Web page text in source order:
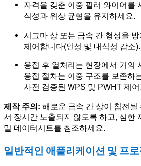
자격을 갖춘 이중 필러 와이어를
식성과 위상 균형을 유지하세요.
시그마 상 또는 금속 간 형성을
제어합니다(인성 및 내식성 감소).
용접 후 열처리는 현장에서 거의
용접 절차는 이중 구조를 보존하
사전 검증된 WPS 및 PWHT 제
제작 주의: 해로운 금속 간 상이 침전될
서 장시간 노출되지 않도록 하고, 심한
밀 데이터시트를 참조하세요.
일반적인 애플리케이션 및 프